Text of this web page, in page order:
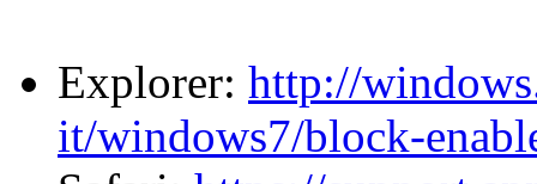
Explorer: http://
it/windows7/block-